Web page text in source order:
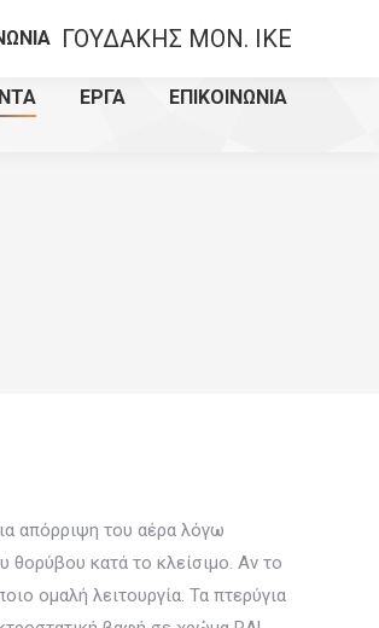
info@goudakis.gr
ΕΡΓΑ ΕΠΙΚΟΙΝΩΝΙΑ
απόρριψη του αέρα λόγω
θορύβου κατά το κλείσιμο. Αν το
ομαλή λειτουργία. Τα πτερύγια
ΓΟΥΔΑΚΗΣ MON. IKE